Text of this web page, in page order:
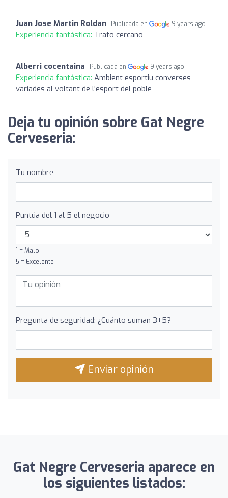
Juan Jose Martin Roldan Publicada en 9 years ago
Experiencia fantástica: Trato cercano
Alberri cocentaina Publicada en 9 years ago
Experiencia fantástica: Ambient esportiu converses
variades al voltant de l'esport del poble
Deja tu opinión sobre Gat Negre
Cerveseria:
Tu nombre
Puntúa del 1 al 5 el negocio
1 = Malo
5 = Excelente
Pregunta de seguridad: ¿Cuánto suman 3+5?
Enviar opinión
Gat Negre Cerveseria aparece en
los siguientes listados: